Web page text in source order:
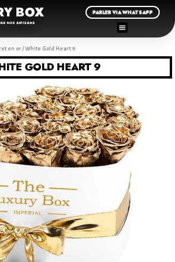
BOX
NOS ARTISANS
PARLER VIA WHATSAPP
en or/ White Gold Heart 9
GOLD HEART 9